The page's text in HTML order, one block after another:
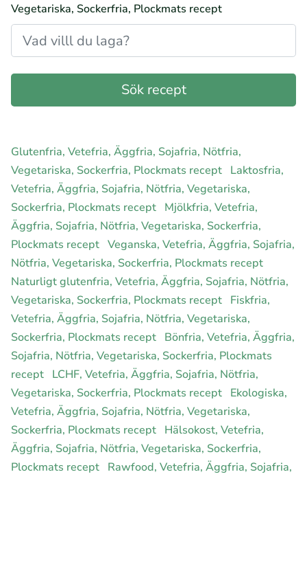
Vegetariska, Sockerfria, Plockmats recept
Glutenfria, Vetefria, Äggfria, Sojafria, Nötfria,
Vegetariska, Sockerfria, Plockmats recept Laktosfria,
Vetefria, Äggfria, Sojafria, Nötfria, Vegetariska,
Sockerfria, Plockmats recept Mjölkfria, Vetefria,
Äggfria, Sojafria, Nötfria, Vegetariska, Sockerfria,
Plockmats recept Veganska, Vetefria, Äggfria, Sojafria,
Nötfria, Vegetariska, Sockerfria, Plockmats recept
Naturligt glutenfria, Vetefria, Äggfria, Sojafria, Nötfria,
Vegetariska, Sockerfria, Plockmats recept Fiskfria,
Vetefria, Äggfria, Sojafria, Nötfria, Vegetariska,
Sockerfria, Plockmats recept Bönfria, Vetefria, Äggfria,
Sojafria, Nötfria, Vegetariska, Sockerfria, Plockmats
recept LCHF, Vetefria, Äggfria, Sojafria, Nötfria,
Vegetariska, Sockerfria, Plockmats recept Ekologiska,
Vetefria, Äggfria, Sojafria, Nötfria, Vegetariska,
Sockerfria, Plockmats recept Hälsokost, Vetefria,
Äggfria, Sojafria, Nötfria, Vegetariska, Sockerfria,
Plockmats recept Rawfood, Vetefria, Äggfria, Sojafria,